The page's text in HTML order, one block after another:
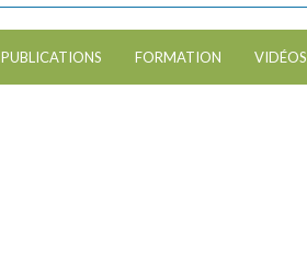
PUBLICATIONS FORMATION VIDÉOS